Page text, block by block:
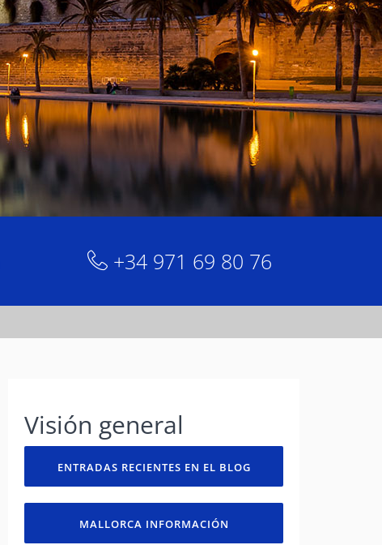
+34 971 69 80 76
Visión general
ENTRADAS RECIENTES EN EL BLOG
MALLORCA INFORMACIÓN